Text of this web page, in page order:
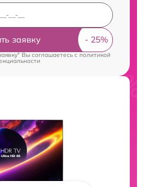
заявку
Вы соглашаетесь cполитикой